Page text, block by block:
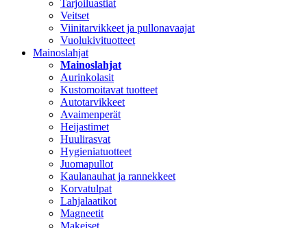
Tarjoiluastiat
Veitset
Viinitarvikkeet ja pullonavaajat
Vuolukivituotteet
Mainoslahjat
Mainoslahjat
Aurinkolasit
Kustomoitavat tuotteet
Autotarvikkeet
Avaimenperät
Heijastimet
Huulirasvat
Hygieniatuotteet
Juomapullot
Kaulanauhat ja rannekkeet
Korvatulpat
Lahjalaatikot
Magneetit
Makeiset